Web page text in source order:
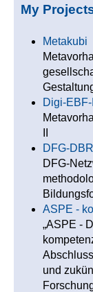
My
Metakubi
Digi-EBF-II
DFG-DBR
DFG-
ASPE -
„ASPE -
und